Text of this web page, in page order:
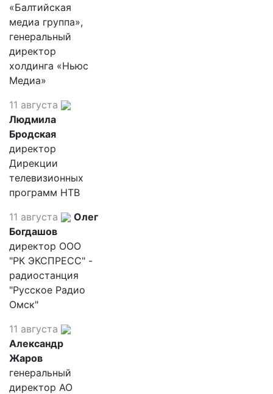
«Балтийская
медиа группа»,
генеральный
директор
холдинга «Ньюс
Медиа»
11 августа
Людмила
Бродская
директор
Дирекции
телевизионных
программ НТВ
11 августа
Олег
Богдашов
директор ООО
"РК ЭКСПРЕСС" -
радиостанция
"Русское Радио
Омск"
11 августа
Александр
Жаров
генеральный
директор АО